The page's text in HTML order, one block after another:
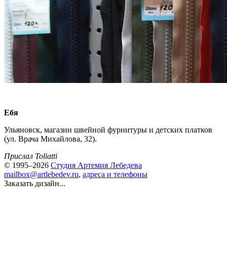
Ебя
Ульяновск, магазин швейной фурнитуры и детских платков
(ул. Врача Михайлова, 32).
Прислал Toliatti
© 1995–2026 Студия Артемия Лебедева
mailbox@artlebedev.ru, адреса и телефоны
Заказать дизайн...